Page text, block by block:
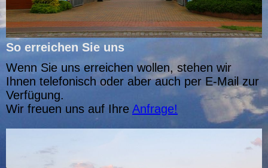
So erreichen Sie uns
Wenn Sie uns erreichen wollen, stehen wir
Ihnen telefonisch oder aber auch per E-Mail zur
Verfügung.
Wir freuen uns auf Ihre Anfrage!